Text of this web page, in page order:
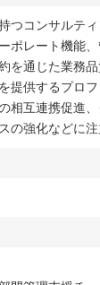
つコンサルテ
ポレート機能
を通じた業務品
提供するプロ
相互連携促進
の強化などに注